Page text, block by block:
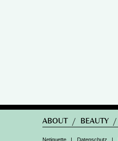
ABOUT / BEAUTY /
Netiquette | Datenschutz |